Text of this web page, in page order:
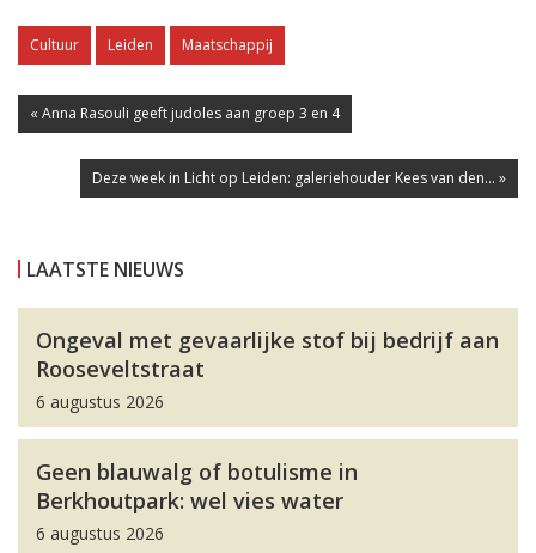
Cultuur Leiden Maatschappij
« Anna Rasouli geeft judoles aan groep 3 en 4
Deze week in Licht op Leiden: galeriehouder Kees van den... »
LAATSTE NIEUWS
Ongeval met gevaarlijke stof bij bedrijf aan
Rooseveltstraat
6 augustus 2026
Geen blauwalg of botulisme in
Berkhoutpark: wel vies water
6 augustus 2026